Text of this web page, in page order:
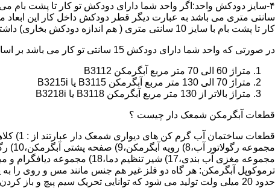
کار تا پشت بام با سایز 10 سانتی متری ( هم اندازه دودکش بخاری) داشته باشد تنها می توانید از آبگرمکن BX114 استفاده نمایید.
در صورتی که واحد شما دارای دودکش 15 سانتی تو کار می باشد بر اساس متراژ می توانید دستگاه های زیر را انتخاب نمایید:
متراژ 60 الی 70 متر مربع آبگرمکن B3112
متراژ 70 الی 130 متر مربع آبگرمکن B3115 یا B3215i
متراژ بالاتر از 130 متر مربع آبگرمکن B3118 یا B3218i
قطعات آبگرمکن شمعک دار چیست ؟
مجموعه مغزی آب بندی،17) شیر تنظیم دما،18) مجموعه دیافگرام و میل سوپاپ آب 19) ترموکوپل و … که ما برای تعمیر آبگرمکن باید به نمایندگی های مجاز همان برند تماس حاصل فرمایید.
ترموکوپل آبگرمکن: هر گاه دو فلز غیر هم جنس مانند مس و روی را
حدود 20 میلی ولت تولید می شود که توانایی تحریک سیم پیچ و باز کردن شیر مغناطیسی وسایل گاز سوز را در مدت 20 ثانیه دارد.